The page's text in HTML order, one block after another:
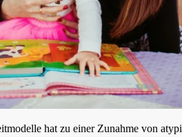
hat zu einer Zunahme von